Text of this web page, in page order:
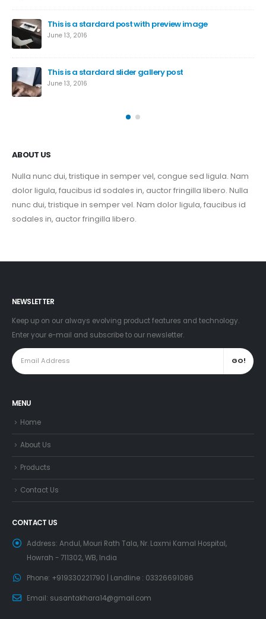
This is a stardard post with preview image
June 13, 2016
This is a stardard slider gallery post
June 13, 2016
ABOUT US
Nulla nunc dui, tristique in semper vel, congue sed ligula. Nam
dolor ligula, faucibus id sodales in, auctor fringilla libero. Nulla
nunc dui, tristique in semper vel. Nam dolor ligula, faucibus id
sodales in, auctor fringilla libero.
NEWSLETTER
Keep up on our always evolving product features and technology.
Enter your e-mail and subscribe to our newsletter.
MENU
Home
About Us
Products
Contact Us
CONTACT US
Address: Andul, Mouri Rath Tala, Nr. Laxmi Kamal Hospital,
Howrah - 711302, WB, India
Phone: +919330221790 | Landline : 03326691086
Email: susantakhara14@gmail.com